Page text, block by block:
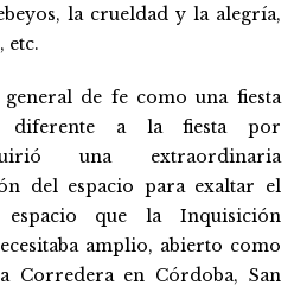
la crueldad y la alegría,
etc.
de fe como una fiesta
diferente a la fiesta por
una extraordinaria
del espacio para exaltar el
que la Inquisición
amplio, abierto como
Corredera en Córdoba, San